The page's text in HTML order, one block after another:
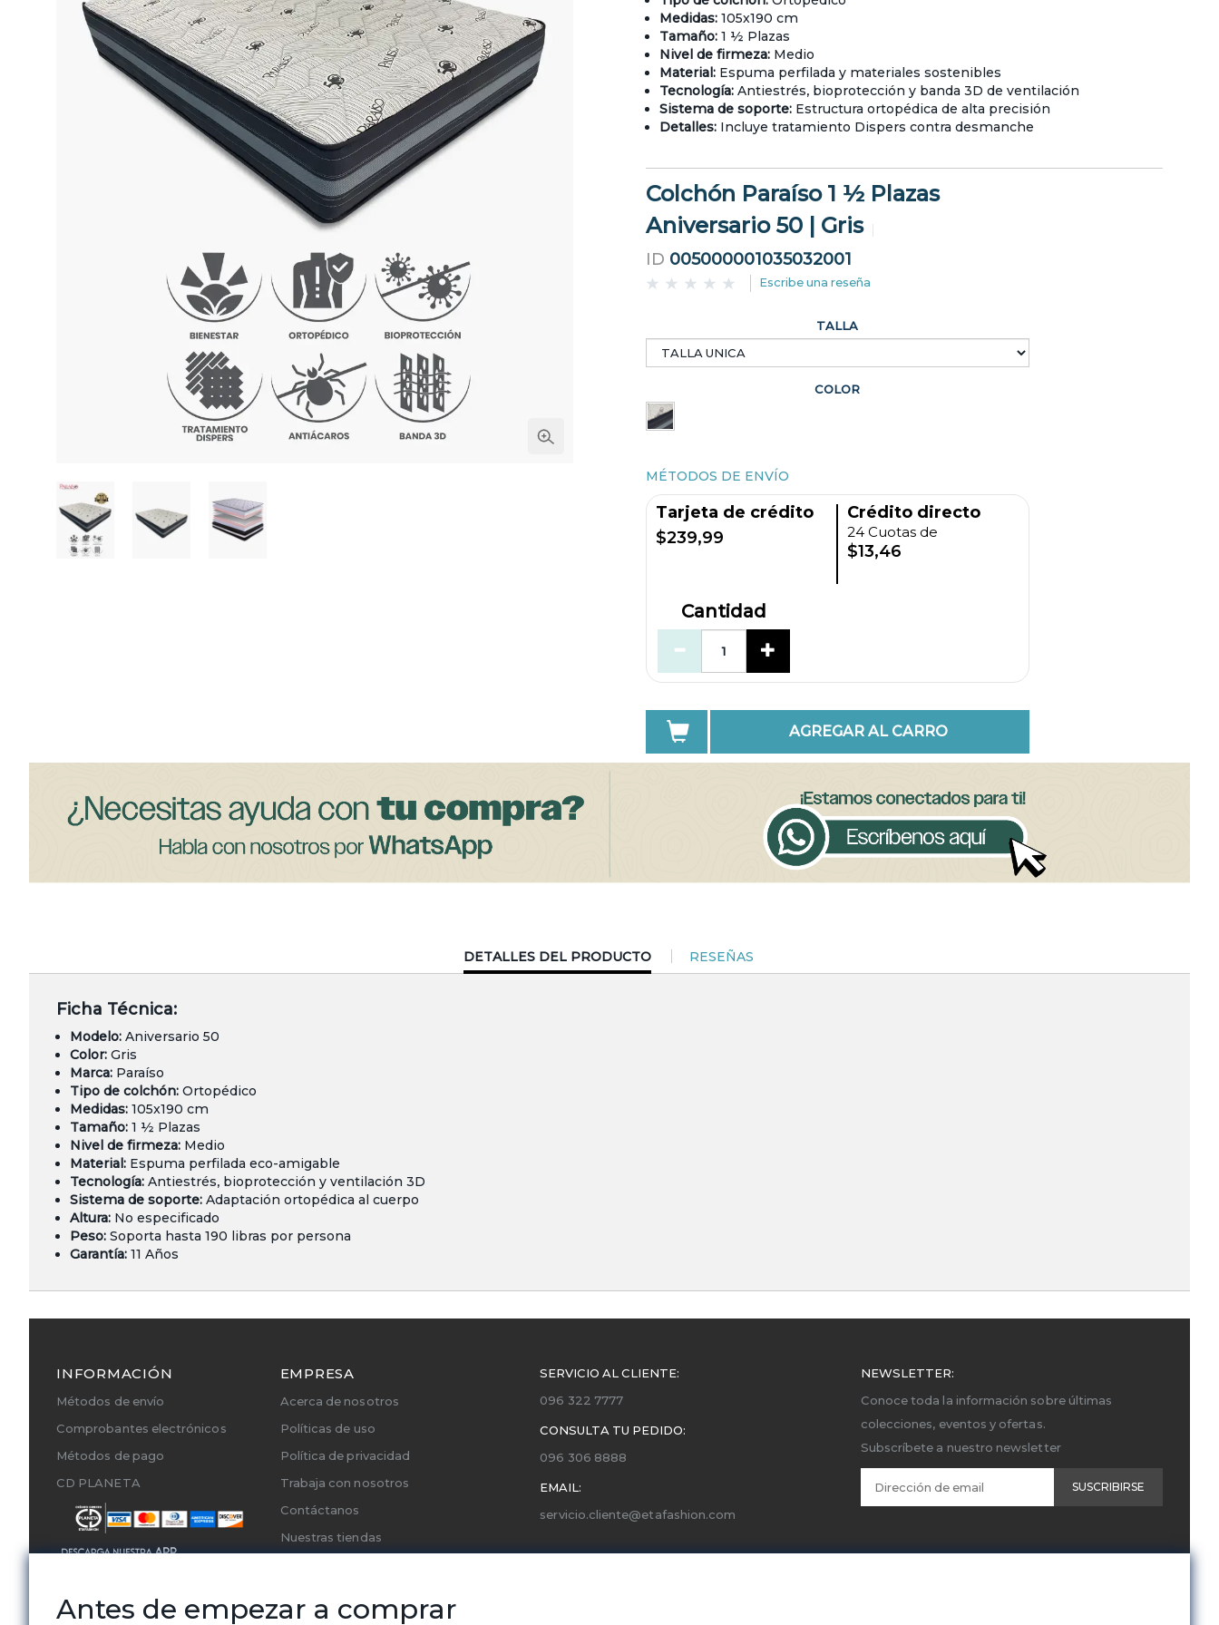
Medidas: 105x190 cm
Tamaño: 1 ½ Plazas
Nivel de firmeza: Medio
Material: Espuma perfilada y materiales sostenibles
Tecnología: Antiestrés, bioprotección y banda 3D de ventilación
Sistema de soporte: Estructura ortopédica de alta precisión
Detalles: Incluye tratamiento Dispers contra desmanche
Colchón Paraíso 1 ½ Plazas
Aniversario 50 | Gris
ID 005000001035032001
Escribe una reseña
TALLA
COLOR
MÉTODOS DE ENVÍO
Tarjeta de crédito
$239,99
Crédito directo
24 Cuotas de
$13,46
Cantidad
AGREGAR AL CARRO
CURRENT
TAB:
DETALLES DEL PRODUCTO RESEÑAS
Ficha Técnica:
Modelo: Aniversario 50
Color: Gris
Marca: Paraíso
Tipo de colchón: Ortopédico
Medidas: 105x190 cm
Tamaño: 1 ½ Plazas
Nivel de firmeza: Medio
Material: Espuma perfilada eco-amigable
Tecnología: Antiestrés, bioprotección y ventilación 3D
Sistema de soporte: Adaptación ortopédica al cuerpo
Altura: No especificado
Peso: Soporta hasta 190 libras por persona
Garantía: 11 Años
INFORMACIÓN
Métodos de envío
Comprobantes electrónicos
Métodos de pago
CD PLANETA
EMPRESA
Acerca de nosotros
Políticas de uso
Política de privacidad
Trabaja con nosotros
Contáctanos
Nuestras tiendas
SERVICIO AL CLIENTE:
096 322 7777
CONSULTA TU PEDIDO:
096 306 8888
EMAIL:
servicio.cliente@etafashion.com
NEWSLETTER:
Conoce toda la información sobre últimas
colecciones, eventos y ofertas.
Subscríbete a nuestro newsletter
SUSCRIBIRSE
Antes de empezar a comprar